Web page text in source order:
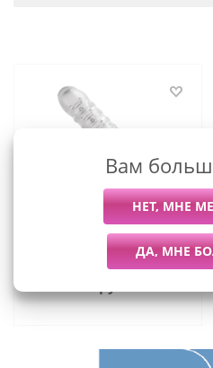
Утолщающая
текстурированная
насадка на пенис - Tom of
Finland - 19 см
Вам